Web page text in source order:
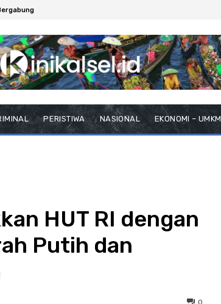
PERISTIWA NASIONAL EKONOMI – UMKM
HUT RI dengan
Putih dan
0